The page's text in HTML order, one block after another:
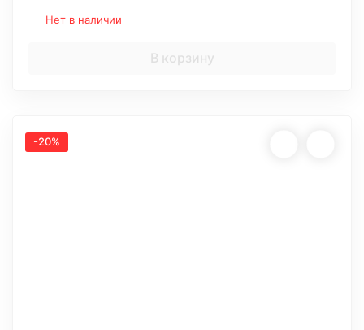
Нет в наличии
В корзину
-20%